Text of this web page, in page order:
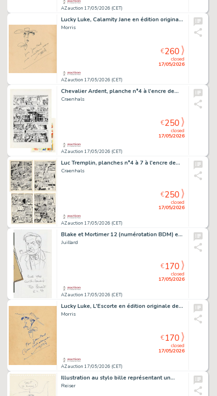
AZ auction 17/05/2026 (CET)
Lucky Luke, Calamity Jane en édition originale…
Morris
AZ auction 17/05/2026 (CET)
closed
17/05/2026
€260
Chevalier Ardent, planche n°4 à l'encre de…
Craenhals
AZ auction 17/05/2026 (CET)
closed
17/05/2026
€250
Luc Tremplin, planches n°4 à 7 à l'encre de…
Craenhals
AZ auction 17/05/2026 (CET)
closed
17/05/2026
€250
Blake et Mortimer 12 (numérotation BDM) en…
Juillard
AZ auction 17/05/2026 (CET)
closed
17/05/2026
€170
Lucky Luke, L'Escorte en édition originale de…
Morris
AZ auction 17/05/2026 (CET)
closed
17/05/2026
€170
Illustration au stylo bille représentant un…
Reiser